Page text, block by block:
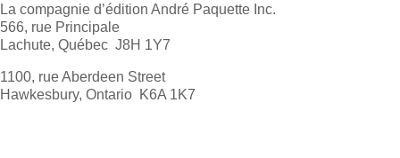
La compagnie d’édition André Paquette Inc.
566, rue Principale
Lachute, Québec J8H 1Y7
1100, rue Aberdeen Street
Hawkesbury, Ontario K6A 1K7